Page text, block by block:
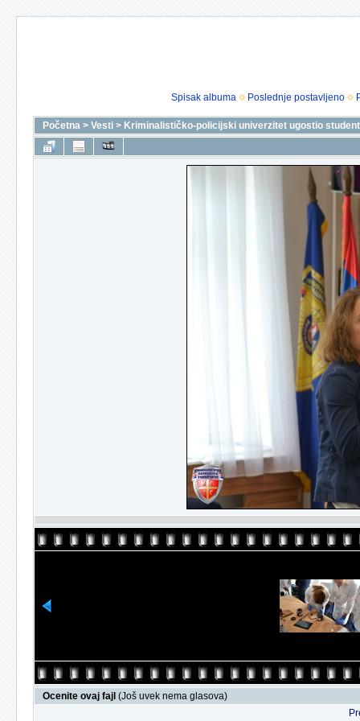
Spisak albuma Poslednje postavljeno
Početna > Vesti > Kriminalističko-policijski univerzitet ugostio
Ocenite ovaj fajl (Još uvek nema glasova)